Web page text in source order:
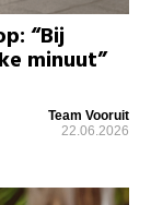
“Bij
minuut”
Team Vooruit
22.06.2026